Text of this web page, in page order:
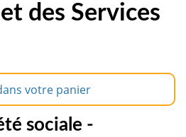
des Services
votre panier
sociale -